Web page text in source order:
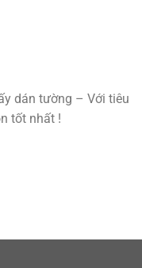
dán tường – Với tiêu
tốt nhất !